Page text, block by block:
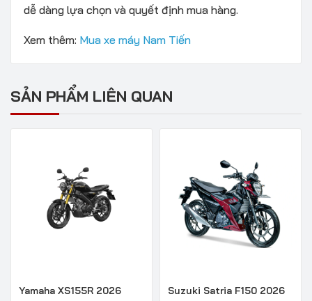
dễ dàng lựa chọn và quyết định mua hàng.
Xem thêm: Mua xe máy Nam Tiến
SẢN PHẨM LIÊN QUAN
Yamaha XS155R 2026 Suzuki Satria F150 2026